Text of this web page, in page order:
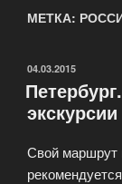
МЕТКА:
ОПУБЛИКОВАНО
04.03.2015
экскурсии
Свой маршрут